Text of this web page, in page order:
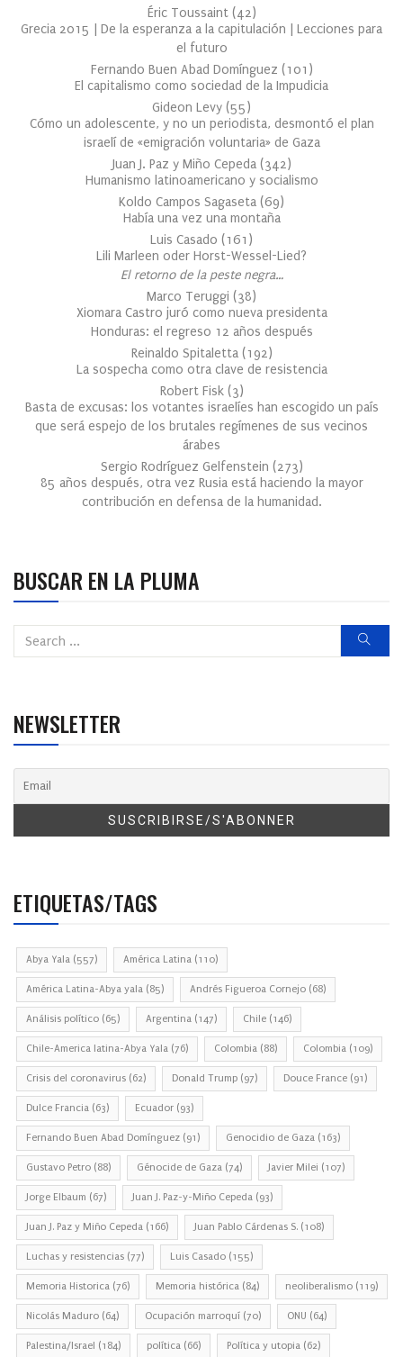
Éric Toussaint (42)
Grecia 2015 | De la esperanza a la capitulación | Lecciones para
el futuro
Fernando Buen Abad Domínguez (101 )
El capitalismo como sociedad de la Impudicia
Gideon Levy (55)
Cómo un adolescente, y no un periodista, desmontó el plan
israelí de «emigración voluntaria» de Gaza
Juan J. Paz y Miño Cepeda (342)
Humanismo latinoamericano y socialismo
Koldo Campos Sagaseta (69)
Había una vez una montaña
Luis Casado (161 )
Lili Marleen oder Horst-Wessel-Lied?
El retorno de la peste negra…
Marco Teruggi (38)
Xiomara Castro juró como nueva presidenta
Honduras: el regreso 12 años después
Reinaldo Spitaletta (192)
La sospecha como otra clave de resistencia
Robert Fisk (3)
Basta de excusas: los votantes israelíes han escogido un país
que será espejo de los brutales regímenes de sus vecinos
árabes
Sergio Rodríguez Gelfenstein (273)
85 años después, otra vez Rusia está haciendo la mayor
contribución en defensa de la humanidad.
BUSCAR EN LA PLUMA
NEWSLETTER
ETIQUETAS/TAGS
Abya Yala (557) América Latina (110)
América Latina-Abya yala (85) Andrés Figueroa Cornejo (68)
Análisis político (65) Argentina (147) Chile (146)
Chile-America latina-Abya Yala (76) Colombia (88) Colombia (109)
Crisis del coronavirus (62) Donald Trump (97) Douce France (91)
Dulce Francia (63) Ecuador (93)
Fernando Buen Abad Domínguez (91) Genocidio de Gaza (163)
Gustavo Petro (88) Génocide de Gaza (74) Javier Milei (107)
Jorge Elbaum (67) Juan J. Paz-y-Miño Cepeda (93)
Juan J. Paz y Miño Cepeda (166) Juan Pablo Cárdenas S. (108)
Luchas y resistencias (77) Luis Casado (155)
Memoria Historica (76) Memoria histórica (84) neoliberalismo (119)
Nicolás Maduro (64) Ocupación marroquí (70) ONU (64)
Palestina/Israel (184) política (66) Política y utopia (62)